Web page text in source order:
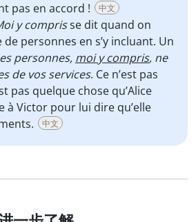
pas en accord !
中文
y comprisse dit quand on
de personnes en s’y incluant. Un
personnes, moi y compris, ne
de vos services. Ce n’est pas
pas quelque chose qu’Alice
Victor pour lui dire qu’elle
中文